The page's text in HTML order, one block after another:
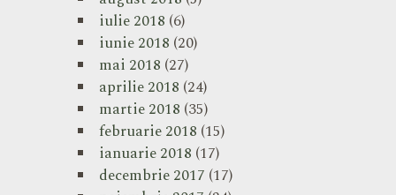
iulie 2018 (6)
iunie 2018 (20)
mai 2018 (27)
aprilie 2018 (24)
martie 2018 (35)
februarie 2018 (15)
ianuarie 2018 (17)
decembrie 2017 (17)